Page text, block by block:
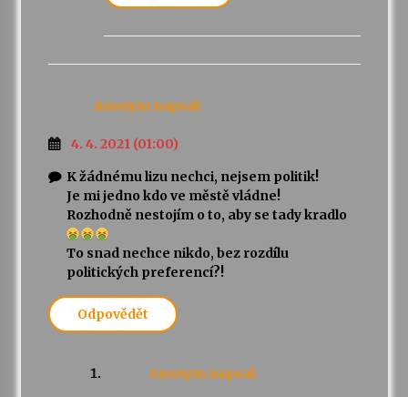
Anonym napsal:
4. 4. 2021 (01:00)
K žádnému lizu nechci, nejsem politik!
Je mi jedno kdo ve městě vládne!
Rozhodně nestojím o to, aby se tady kradlo
To snad nechce nikdo, bez rozdílu
politických preferencí?!
Odpovědět
Anonym napsal: